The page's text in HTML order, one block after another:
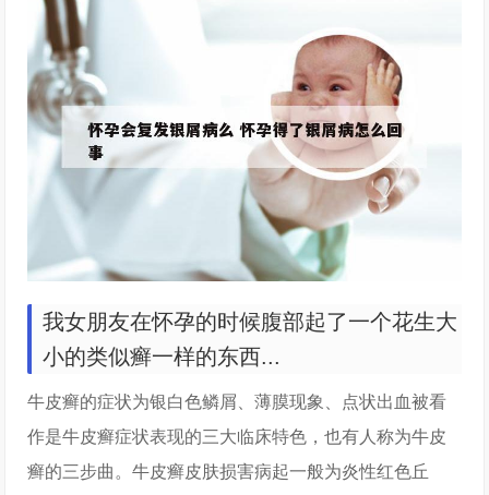
我女朋友在怀孕的时候腹部起了一个花生大
小的类似癣一样的东西...
牛皮癣的症状为银白色鳞屑、薄膜现象、点状出血被看
作是牛皮癣症状表现的三大临床特色，也有人称为牛皮
癣的三步曲。牛皮癣皮肤损害病起一般为炎性红色丘